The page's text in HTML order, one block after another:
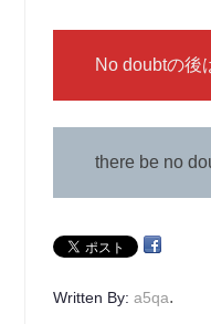
No doubtの後
there be no
Written By:a5qa.